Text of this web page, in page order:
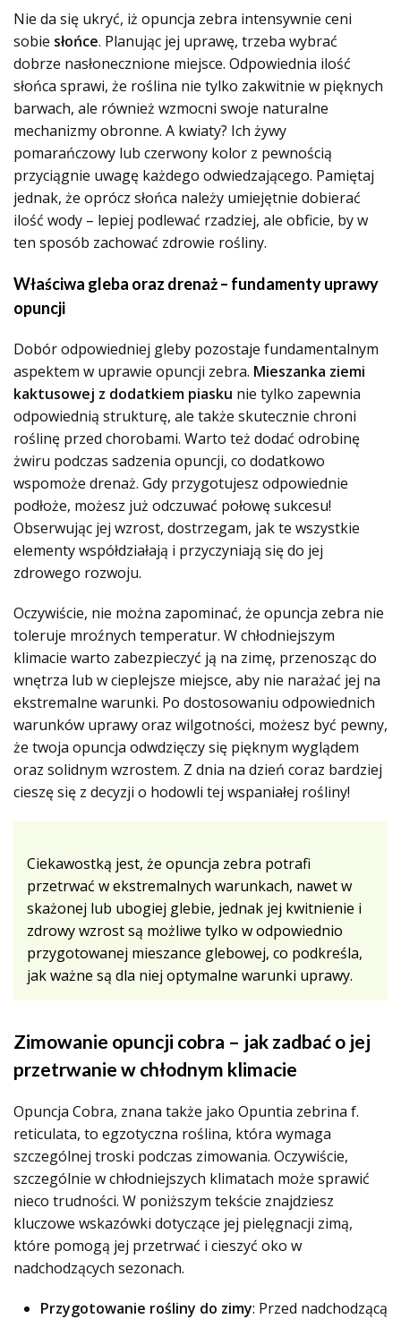
Nie da się ukryć, iż opuncja zebra intensywnie ceni
sobie słońce. Planując jej uprawę, trzeba wybrać
dobrze nasłonecznione miejsce. Odpowiednia ilość
słońca sprawi, że roślina nie tylko zakwitnie w pięknych
barwach, ale również wzmocni swoje naturalne
mechanizmy obronne. A kwiaty? Ich żywy
pomarańczowy lub czerwony kolor z pewnością
przyciągnie uwagę każdego odwiedzającego. Pamiętaj
jednak, że oprócz słońca należy umiejętnie dobierać
ilość wody – lepiej podlewać rzadziej, ale obficie, by w
ten sposób zachować zdrowie rośliny.
Właściwa gleba oraz drenaż – fundamenty uprawy
opuncji
Dobór odpowiedniej gleby pozostaje fundamentalnym
aspektem w uprawie opuncji zebra. Mieszanka ziemi
kaktusowej z dodatkiem piasku nie tylko zapewnia
odpowiednią strukturę, ale także skutecznie chroni
roślinę przed chorobami. Warto też dodać odrobinę
żwiru podczas sadzenia opuncji, co dodatkowo
wspomoże drenaż. Gdy przygotujesz odpowiednie
podłoże, możesz już odczuwać połowę sukcesu!
Obserwując jej wzrost, dostrzegam, jak te wszystkie
elementy współdziałają i przyczyniają się do jej
zdrowego rozwoju.
Oczywiście, nie można zapominać, że opuncja zebra nie
toleruje mroźnych temperatur. W chłodniejszym
klimacie warto zabezpieczyć ją na zimę, przenosząc do
wnętrza lub w cieplejsze miejsce, aby nie narażać jej na
ekstremalne warunki. Po dostosowaniu odpowiednich
warunków uprawy oraz wilgotności, możesz być pewny,
że twoja opuncja odwdzięczy się pięknym wyglądem
oraz solidnym wzrostem. Z dnia na dzień coraz bardziej
cieszę się z decyzji o hodowli tej wspaniałej rośliny!
Ciekawostką jest, że opuncja zebra potrafi
przetrwać w ekstremalnych warunkach, nawet w
skażonej lub ubogiej glebie, jednak jej kwitnienie i
zdrowy wzrost są możliwe tylko w odpowiednio
przygotowanej mieszance glebowej, co podkreśla,
jak ważne są dla niej optymalne warunki uprawy.
Zimowanie opuncji cobra – jak zadbać o jej
przetrwanie w chłodnym klimacie
Opuncja Cobra, znana także jako Opuntia zebrina f.
reticulata, to egzotyczna roślina, która wymaga
szczególnej troski podczas zimowania. Oczywiście,
szczególnie w chłodniejszych klimatach może sprawić
nieco trudności. W poniższym tekście znajdziesz
kluczowe wskazówki dotyczące jej pielęgnacji zimą,
które pomogą jej przetrwać i cieszyć oko w
nadchodzących sezonach.
Przygotowanie rośliny do zimy: Przed nadchodzącą